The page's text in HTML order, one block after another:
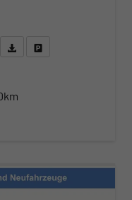
rufen Sie an
Angebot drucken (PDF)